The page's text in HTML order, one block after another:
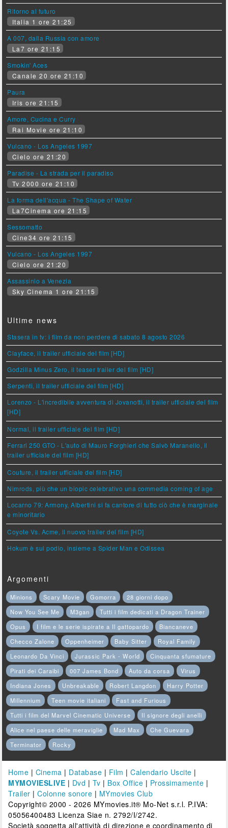
Ritorno al futuro
Italia 1 ore 21:25
A 007, dalla Russia con amore
La7 ore 21:15
Smokin' Aces
Canale 20 ore 21:10
Paura
Iris ore 21:15
Amore, Cucina e Curry
Rai Movie ore 21:10
Vulcano - Los Angeles 1997
Cielo ore 21:20
Paradise - La strada per il paradiso
Tv 2000 ore 21:10
La forma dell'acqua - The Shape of Water
La7Cinema ore 21:15
Sessomatto
Cine34 ore 21:15
Vulcano - Los Angeles 1997
Cielo ore 21:20
Assassinio a Venezia
Sky Cinema 1 ore 21:15
Ultime news
Stasera in tv: i film da non perdere di sabato 8 agosto 2026
Clayface, il trailer ufficiale del film [HD]
Godzilla Minus Zero, il teaser trailer del film [HD]
Serpenti, il trailer ufficiale del film [HD]
Lorenzo - L'incredibile avventura di Jovanotti, il trailer ufficiale del film
[HD]
Normal, il trailer ufficiale del film [HD]
Ferrari 250 GTO - L'auto di Mauro Forghieri che Salvò Maranello, il
trailer ufficiale del film [HD]
Couture, il trailer ufficiale del film [HD]
Nimrods, più che un biopic celebrativo una commedia coming of age
Locarno 79: Armony, Albertini si fa cantore di tutto ciò che è marginale
e minoritario
Coyote Vs. Acme, il nuovo trailer del film [HD]
Hokum è sul podio, insieme a Spider Man e Odissea
Argomenti
Minions Scary Movie Gomorra
28 giorni dopo
Now You See Me
M3gan
Tutti i film dedicati a Dragon Trainer
Opus
I film e le serie ispirate a Il gattopardo
Biancaneve
Checco Zalone
Oppenheimer Baby Sitter
Royal Family
Leonardo Da Vinci
Jurassic Park - World
Cinquanta sfumature
Pirati dei Caraibi
007 James Bond Auto da corsa
Virus
Indiana Jones
Unbreakable Robert Langdon
Harry Potter
Millennium
Teen movie italiani
Fast and Furious
Tutti i film del Marvel Cinematic Universe
Il signore degli anelli
Alice nel paese delle meraviglie
Mad Max
Che Guevara
Terminator
Rocky
Home | Cinema | Database | Film |Calendario Uscite |
MYMOVIESLIVE | Dvd | Tv | Box Office | Prossimamente |
Trailer |Colonne sonore | MYmovies Club
Copyright© 2000 - 2026 MYmovies.it® Mo-Net s.r.l. P.IVA:
05056400483 Licenza Siae n. 2792/I/2742.
Società soggetta all'attività di direzione e coordinamento di